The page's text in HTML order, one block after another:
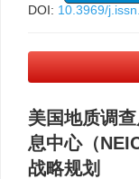
DOI: 10.3969/
美国地质调
息中心（
战略规划